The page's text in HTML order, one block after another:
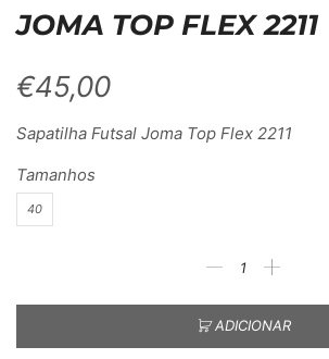
JOMA TOP FLEX 2211
€45,00
Sapatilha Futsal Joma Top Flex 2211
Tamanhos
40
ADICIONAR